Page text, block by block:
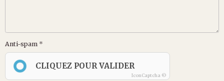
Anti-spam
CLIQUEZ POUR VALIDER
IconCaptcha ©